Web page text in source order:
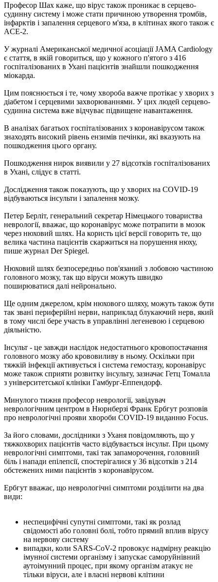
Професор Шах каже, що вірус також проникає в серцево-
судинну систему і може стати причиною утворення тромбів,
інфарктів і запалення серцевого м'яза, в клітинах якого також є
ACE-2.
У журналі Американської медичної асоціації JAMA Cardiology
є стаття, в якій говориться, що у кожного п'ятого з 416
госпіталізованих в Ухані пацієнтів знайшли пошкодження
міокарда.
Цим пояснюється і те, чому хвороба важче протікає у хворих з
діабетом і серцевими захворюваннями. У цих людей серцево-
судинна система вже відчуває підвищене навантаження.
В аналізах багатьох госпіталізованих з коронавірусом також
знаходять високий рівень ензимів печінки, які вказують на
пошкодження цього органу.
Пошкодження нирок виявили у 27 відсотків госпіталізованих
в Ухані, слідує в статті.
Дослідження також показують, що у хворих на COVID-19
відбуваються інсульти і запалення мозку.
Петер Берліт, генеральний секретар Німецького товариства
неврології, вважає, що коронавірус може потрапити в мозок
через нюховий шлях. На користь цієї версії говорить те, що
велика частина пацієнтів скаржиться на порушення нюху,
пише журнал Der Spiegel.
Нюховий шлях безпосередньо пов'язаний з лобовою частиною
головного мозку, так що віруси можуть швидко
поширюватися далі нейронально.
Ще одним джерелом, крім нюхового шляху, можуть також бути
так звані периферійні нерви, наприклад блукаючий нерв, який
в тому числі бере участь в управлінні легеневою і серцевою
діяльністю.
Інсульт - це завжди наслідок недостатнього кровопостачання
головного мозку або крововиливу в ньому. Оскільки при
тяжкій інфекції активується і система гемостазу, коронавірус
може також сприяти розвитку інсульту, зазначає Гетц Томалла
з університетської клініки Гамбург-Еппендорф.
Минулого тижня професор неврології, завідувач
неврологічним центром в Нюрнберзі Франк Ербгут розповів
про неврологічні прояви хвороби COVID-19 виданню Focus.
За його словами, дослідники з Уханя повідомляють, що у
тяжкохворих пацієнтів часто відбувається інсульт. При цьому
неврологічні симптоми, такі так запаморочення, головний
біль і напади епілепсії, спостерігалися у 36 відсотків з 214
обстежених ними пацієнтів з коронавірусом.
Ербгут вважає, що неврологічні симптоми розділити на два
види:
неспецифічні супутні симптоми, такі як розлад
свідомості або головні болі, тобто прямий вплив вірусу
на нервову систему
випадки, коли SARS-CoV-2 провокує надмірну реакцію
імунної системи організму і запускає саморуйнівний
аутоімунний процес, при якому організм атакує не
тільки віруси, але і власні нервові клітини